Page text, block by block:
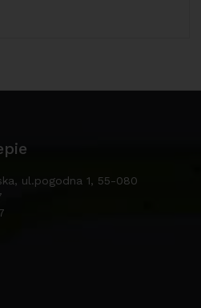
ul.pogodna 1, 55-080